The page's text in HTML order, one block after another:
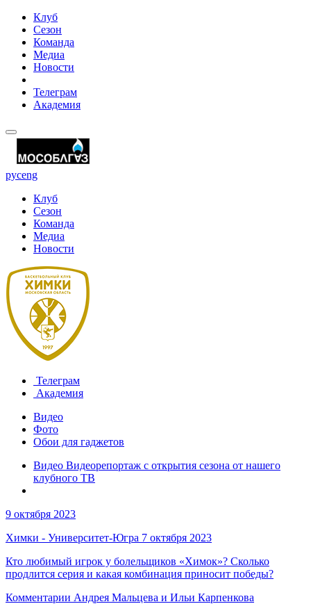
Клуб
Сезон
Команда
Медиа
Новости
Телеграм
Академия
русeng
Клуб
Сезон
Команда
Медиа
Новости
Телеграм
Академия
Видео
Фото
Обои для гаджетов
Видео Видеорепортаж с открытия сезона от нашего
клубного ТВ
9 октября 2023
Химки - Университет-Югра 7 октября 2023
Кто любимый игрок у болельщиков «Химок»? Сколько
продлится серия и какая комбинация приносит победы?
Комментарии Андрея Мальцева и Ильи Карпенкова